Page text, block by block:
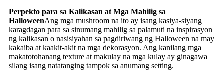
Perpekto para sa Kalikasan at Mga Mahilig sa
HalloweenAng mga mushroom na ito ay isang kasiya-siyang
karagdagan para sa sinumang mahilig sa palamuti na inspirasyon
ng kalikasan o nasisiyahan sa pagdiriwang ng Halloween na may
kakaiba at kaakit-akit na mga dekorasyon. Ang kanilang mga
makatotohanang texture at makulay na mga kulay ay ginagawa
silang isang natatanging tampok sa anumang setting.